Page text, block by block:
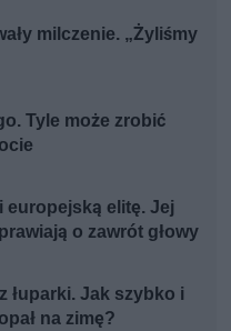
milczenie. „Żyliśmy
Tyle może zrobić
europejską elitę. Jej
o zawrót głowy
łuparki. Jak szybko i
na zimę?